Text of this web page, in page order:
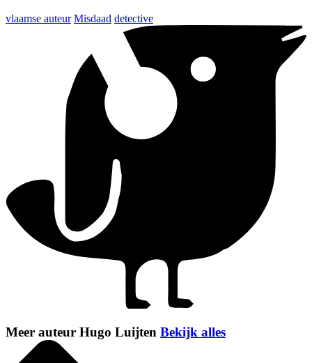
vlaamse auteur Misdaad detective
Meer auteur Hugo Luijten Bekijk alles